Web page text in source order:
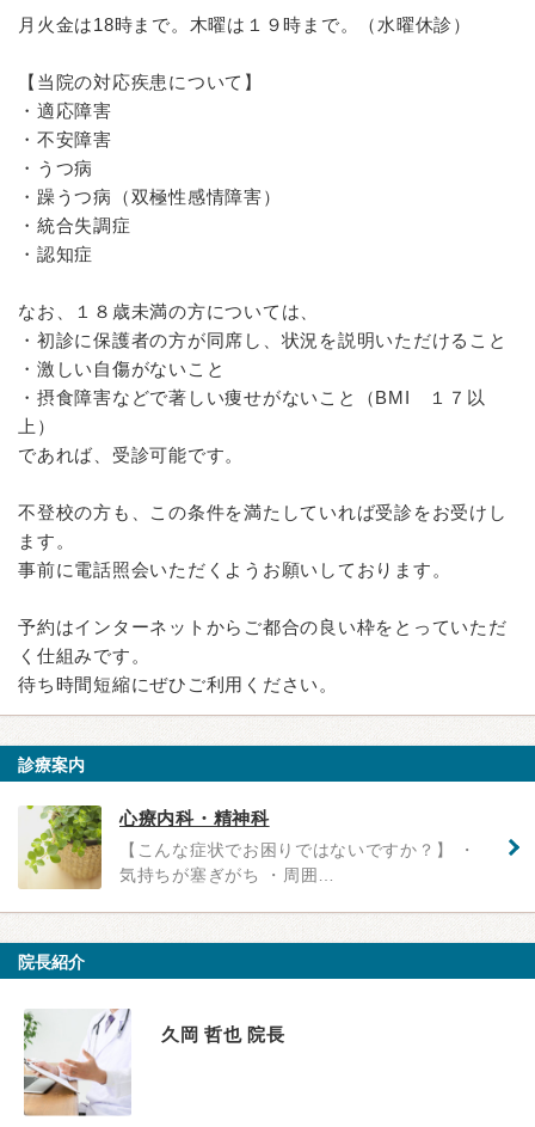
月火金は18時まで。木曜は１９時まで。（水曜休診）
【当院の対応疾患について】
・適応障害
・不安障害
・うつ病
・躁うつ病（双極性感情障害）
・統合失調症
・認知症
なお、１８歳未満の方については、
・初診に保護者の方が同席し、状況を説明いただけること
・激しい自傷がないこと
・摂食障害などで著しい痩せがないこと（BMI １７以
上）
であれば、受診可能です。
不登校の方も、この条件を満たしていれば受診をお受けし
ます。
事前に電話照会いただくようお願いしております。
予約はインターネットからご都合の良い枠をとっていただ
く仕組みです。
待ち時間短縮にぜひご利用ください。
診療案内
心療内科・精神科
【こんな症状でお困りではないですか？】 ・
気持ちが塞ぎがち ・周囲…
院長紹介
久岡 哲也 院長